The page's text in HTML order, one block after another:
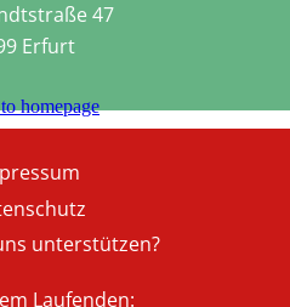
47
Erfurt
unterstützen?
Laufenden: